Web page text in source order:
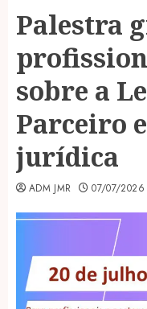
Palestra
sobre a
Parceiro
jurídica
ADM JMR 07/07/2026